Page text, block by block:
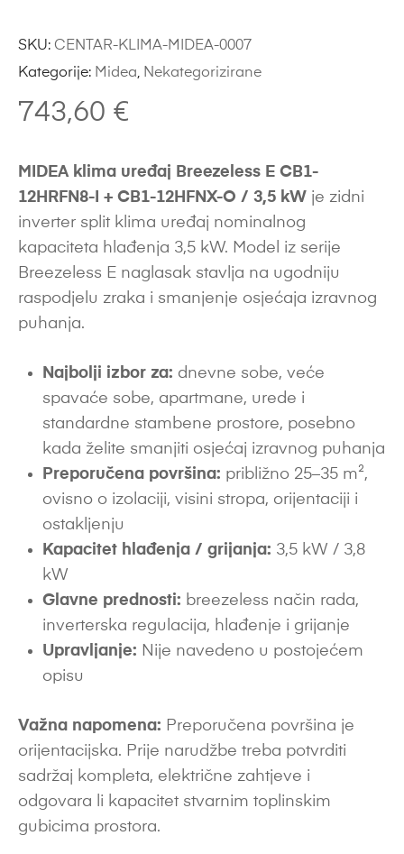
743,60 €
MIDEA klima uređaj Breezeless E CB1-
12HRFN8-I + CB1-12HFNX-O / 3,5 kW je zidni
inverter split klima uređaj nominalnog
kapaciteta hlađenja 3,5 kW. Model iz serije
Breezeless E naglasak stavlja na ugodniju
raspodjelu zraka i smanjenje osjećaja izravnog
puhanja.
Najbolji izbor za: dnevne sobe, veće
spavaće sobe, apartmane, urede i
standardne stambene prostore, posebno
kada želite smanjiti osjećaj izravnog puhanja
Preporučena površina: približno 25–35 m²,
ovisno o izolaciji, visini stropa, orijentaciji i
ostakljenju
Kapacitet hlađenja / grijanja: 3,5 kW / 3,8
kW
Glavne prednosti: breezeless način rada,
inverterska regulacija, hlađenje i grijanje
Upravljanje: Nije navedeno u postojećem
opisu
Važna napomena: Preporučena površina je
orijentacijska. Prije narudžbe treba potvrditi
sadržaj kompleta, električne zahtjeve i
odgovara li kapacitet stvarnim toplinskim
gubicima prostora.
SKU: CENTAR-KLIMA-MIDEA-0007
Kategorije: Midea, Nekategorizirane